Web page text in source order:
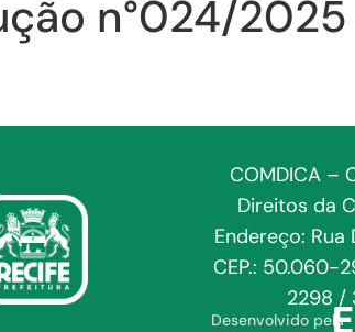
n°024/2025
COMDICA –
Direitos da
Endereço: Rua
CEP.: 50.060-
2298 /
Desenvolvido pela